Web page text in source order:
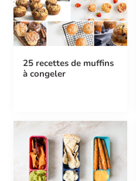
25 recettes de muffins
à congeler